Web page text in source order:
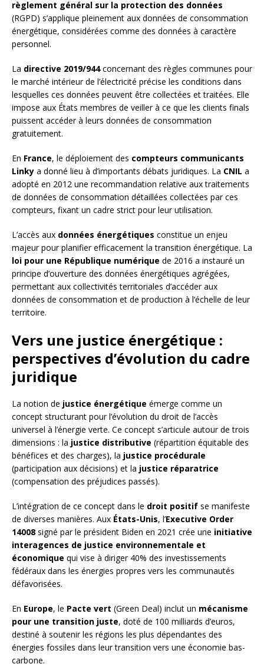
règlement général sur la protection des données
(RGPD) s’applique pleinement aux données de consommation
énergétique, considérées comme des données à caractère
personnel.
La directive 2019/944concernant des règles communes pour
le marché intérieur de l’électricité précise les conditions dans
lesquelles ces données peuvent être collectées et traitées. Elle
impose aux États membres de veiller à ce que les clients finals
puissent accéder à leurs données de consommation
gratuitement.
En France, le déploiement des compteurs communicants
Linky a donné lieu à d’importants débats juridiques. La CNIL a
adopté en 2012 une recommandation relative aux traitements
de données de consommation détaillées collectées par ces
compteurs, fixant un cadre strict pour leur utilisation.
L’accès aux données énergétiques constitue un enjeu
majeur pour planifier efficacement la transition énergétique. La
loi pour une République numérique de 2016 a instauré un
principe d’ouverture des données énergétiques agrégées,
permettant aux collectivités territoriales d’accéder aux
données de consommation et de production à l’échelle de leur
territoire.
Vers une justice énergétique :
perspectives d’évolution du cadre
juridique
La notion de justice énergétique émerge comme un
concept structurant pour l’évolution du droit de l’accès
universel à l’énergie verte. Ce concept s’articule autour de trois
dimensions : la justice distributive (répartition équitable des
bénéfices et des charges), la justice procédurale
(participation aux décisions) et la justice réparatrice
(compensation des préjudices passés).
L’intégration de ce concept dans le droit positif se manifeste
de diverses manières. Aux États-Unis, l’Executive Order
14008 signé par le président Biden en 2021 crée une initiative
interagences de justice environnementale et
économique qui vise à diriger 40% des investissements
fédéraux dans les énergies propres vers les communautés
défavorisées.
En Europe, le Pacte vert (Green Deal) inclut un mécanisme
pour une transition juste, doté de 100 milliards d’euros,
destiné à soutenir les régions les plus dépendantes des
énergies fossiles dans leur transition vers une économie bas-
carbone.